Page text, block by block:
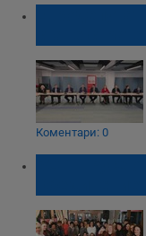
Коментари: 0